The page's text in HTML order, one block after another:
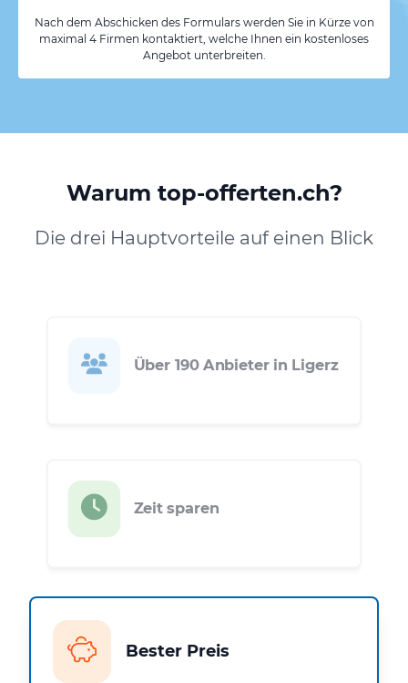
Nach dem Abschicken des Formulars werden Sie in Kürze von
maximal 4 Firmen kontaktiert, welche Ihnen ein kostenloses
Angebot unterbreiten.
Warum top-offerten.ch?
Die drei Hauptvorteile auf einen Blick
Über 190 Anbieter in Ligerz
Zeit sparen
Bester Preis